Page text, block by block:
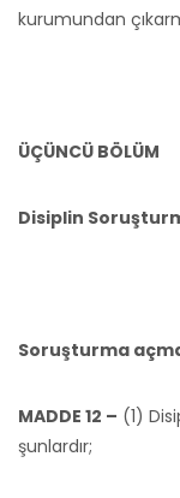
kurumundan
ÜÇÜNCÜ BÖLÜM
Disiplin
Soruşturma
MADDE 12 – (1)
şunlardır;